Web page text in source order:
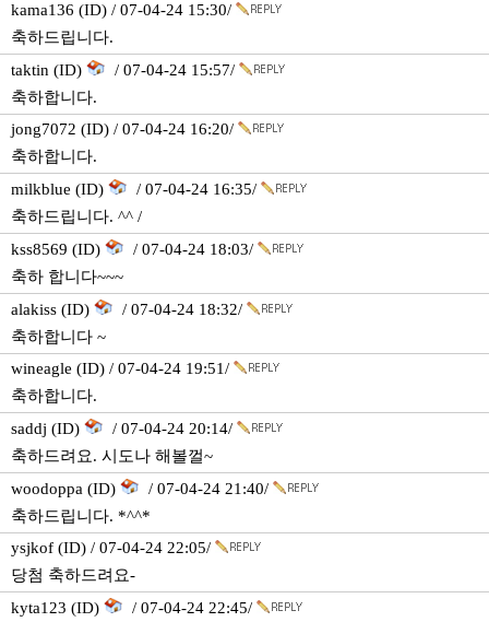
kama136 (ID) / 07-04-24 15:30/
축하드립니다.
taktin (ID)
/ 07-04-24 15:57/
축하합니다.
jong7072 (ID) / 07-04-24 16:20/
축하합니다.
milkblue (ID)
/ 07-04-24 16:35/
축하드립니다. ^^ /
kss8569 (ID)
/ 07-04-24 18:03/
축하 합니다~~~
alakiss (ID)
/ 07-04-24 18:32/
축하합니다 ~
wineagle (ID) / 07-04-24 19:51/
축하합니다.
saddj (ID)
/ 07-04-24 20:14/
축하드려요. 시도나 해볼껄~
woodoppa (ID)
/ 07-04-24 21:40/
축하드립니다. *^^*
ysjkof (ID) / 07-04-24 22:05/
당첨 축하드려요-
kyta123 (ID)
/ 07-04-24 22:45/